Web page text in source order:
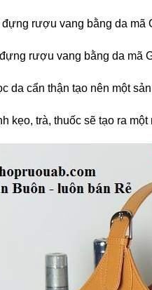
đựng rượu vang bằng da
rượu vang bằng da mã
da cẩn thận tạo nên một
kẹo, trà, thuốc sẽ tạo ra